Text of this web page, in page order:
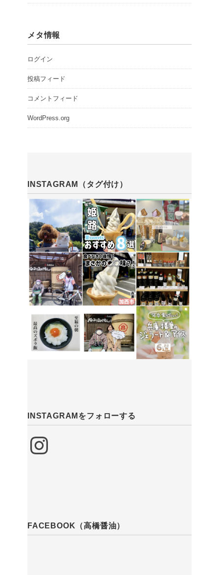
メタ情報
ログイン
投稿フィード
コメントフィード
WordPress.org
INSTAGRAM（タグ付け）
INSTAGRAMをフォローする
Instagram
FACEBOOK（高橋醤油）